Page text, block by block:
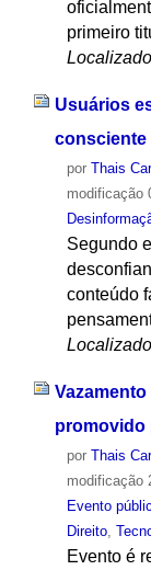
primeiro
Usuários
consciente
por Thais
modificação
Segundo
conteúdo
promovido
por Thais
modificação
Evento
Direito,
Evento é